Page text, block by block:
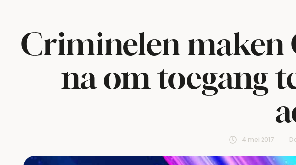
Criminelen maken
na om toegang
4 mei 2017